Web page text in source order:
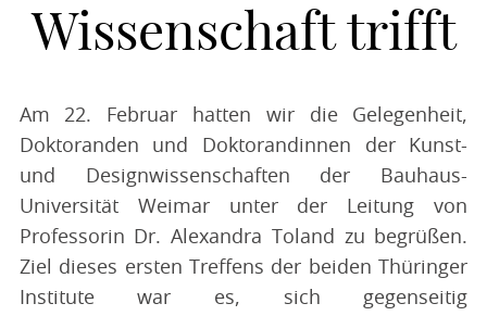
Wissenschaft trifft
Am 22. Februar hatten wir die Gelegenheit,
Doktoranden und Doktorandinnen der Kunst-
und Designwissenschaften der Bauhaus-
Universität Weimar unter der Leitung von
Professorin Dr. Alexandra Toland zu begrüßen.
Ziel dieses ersten Treffens der beiden Thüringer
Institute war es, sich gegenseitig